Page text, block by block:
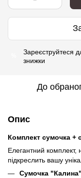
Зареєструйтеся
знижки
До
Опис
Комплект сумочка +
Елегантний
підкреслить вашу
Сумочка "Калина"